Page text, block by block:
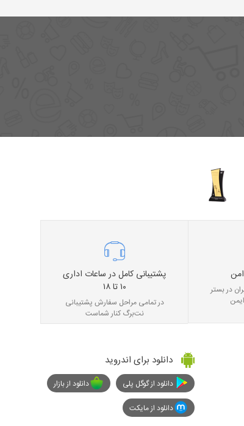
در بستر
پشتیبانی کامل در ساعات اداری
۱۰ تا ۱۸
در تمامی مراحل سفارش پشتیبانی
نت‌برگ کنار شماست
دانلود برای اندروید
دانلود از گوگل پلی
دانلود از بازار
دانلود از مایکت